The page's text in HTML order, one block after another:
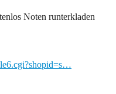
Noten runterkladen